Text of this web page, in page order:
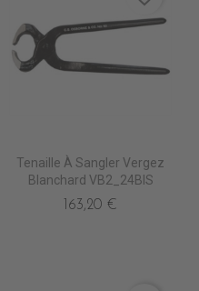
Tenaille À Sangler Vergez
Blanchard VB2_24BIS
163,20 €